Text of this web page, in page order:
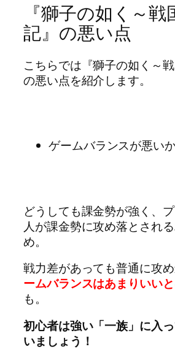
『獅子の如く～
記』の悪い点
こちらでは『獅子の如く～戦
の悪い点を紹介します。
ゲームバランスが悪いか
どうしても課金勢が強く、
人が課金勢に攻め落とされ
め。
戦力差があっても普通に攻
ームバランスはあまりいい
も。
初心者は強い「一族」に入
いましょう！